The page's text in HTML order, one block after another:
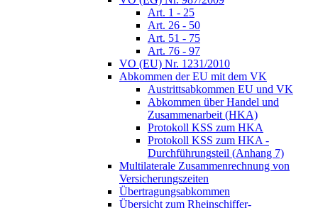
Art. 1 - 25
Art. 26 - 50
Art. 51 - 75
Art. 76 - 97
VO (EU) Nr. 1231/2010
Abkommen der EU mit dem VK
Austrittsabkommen EU und VK
Abkommen über Handel und
Zusammenarbeit (HKA)
Protokoll KSS zum HKA
Protokoll KSS zum HKA -
Durchführungsteil (Anhang 7)
Multilaterale Zusammenrechnung von
Versicherungszeiten
Übertragungsabkommen
Übersicht zum Rheinschiffer-